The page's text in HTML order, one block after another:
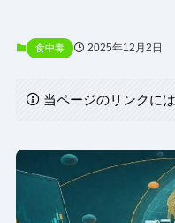
食中毒 2025年12月2日
当ページのリンクに